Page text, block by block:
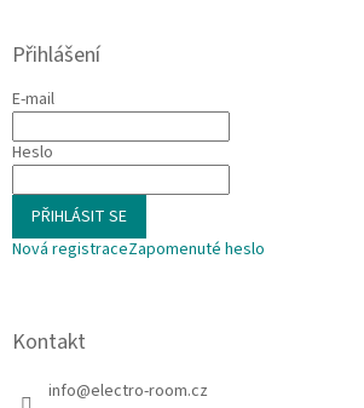
Přihlášení
E-mail
Heslo
PŘIHLÁSIT SE
Nová registraceZapomenuté heslo
Kontakt
info@electro-room.cz